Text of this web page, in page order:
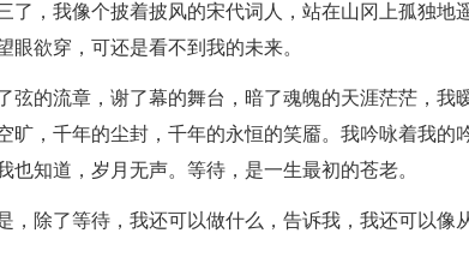
了，我像个披着披风的宋代词人，站在山冈上孤独地
眼欲穿，可还是看不到我的未来。
弦的流章，谢了幕的舞台，暗了魂魄的天涯茫茫，我
旷，千年的尘封，千年的永恒的笑靥。我吟咏着我的
也知道，岁月无声。等待，是一生最初的苍老。
，除了等待，我还可以做什么，告诉我，我还可以像